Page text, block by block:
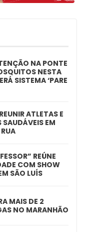
NA PONTE
NESTA
SISTEMA ‘PARE
ATLETAS E
EM
REÚNE
COM SHOW
SÃO LUÍS
MAIS DE 2
NO MARANHÃO